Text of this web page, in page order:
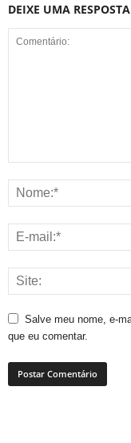
DEIXE UMA RESPOSTA
Salve meu nome, e-
que eu comentar.